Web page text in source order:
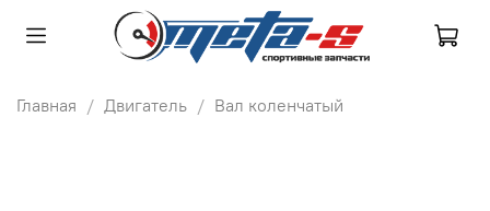
Главная Двигатель Вал коленчатый